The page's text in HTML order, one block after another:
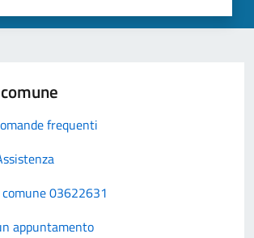
frequenti
03622631
appuntamento